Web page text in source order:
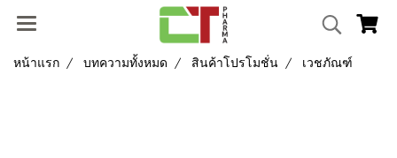
หน้าแรก บทความทั้งหมด สินค้าโปรโมชั่น เวชภัณฑ์